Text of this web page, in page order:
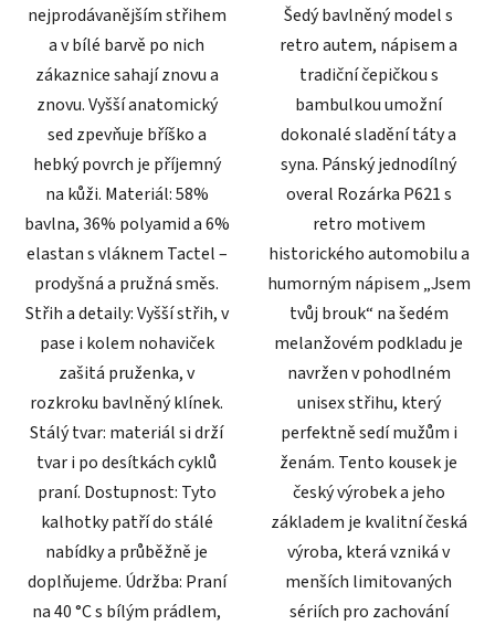
nejprodávanějším střihem
a v bílé barvě po nich
zákaznice sahají znovu a
znovu. Vyšší anatomický
sed zpevňuje bříško a
hebký povrch je příjemný
na kůži. Materiál: 58%
bavlna, 36% polyamid a 6%
elastan s vláknem Tactel –
prodyšná a pružná směs.
Střih a detaily: Vyšší střih, v
pase i kolem nohaviček
zašitá pruženka, v
rozkroku bavlněný klínek.
Stálý tvar: materiál si drží
tvar i po desítkách cyklů
praní. Dostupnost: Tyto
kalhotky patří do stálé
nabídky a průběžně je
doplňujeme. Údržba: Praní
na 40 °C s bílým prádlem,
Šedý bavlněný model s
retro autem, nápisem a
tradiční čepičkou s
bambulkou umožní
dokonalé sladění táty a
syna. Pánský jednodílný
overal Rozárka P621 s
retro motivem
historického automobilu a
humorným nápisem „Jsem
tvůj brouk“ na šedém
melanžovém podkladu je
navržen v pohodlném
unisex střihu, který
perfektně sedí mužům i
ženám. Tento kousek je
český výrobek a jeho
základem je kvalitní česká
výroba, která vzniká v
menších limitovaných
sériích pro zachování